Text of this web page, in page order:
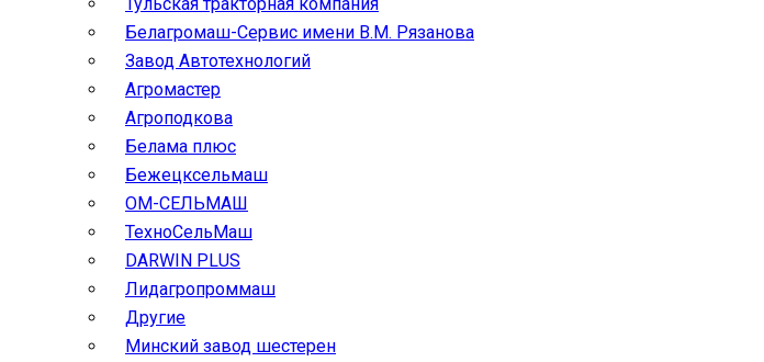
Белагромаш-Сервис имени В.М. Рязанова
Завод Автотехнологий
Агромастер
Агроподкова
Белама плюс
Бежецксельмаш
ОМ-СЕЛЬМАШ
ТехноСельМаш
DARWIN PLUS
Лидагропроммаш
Другие
Минский завод шестерен